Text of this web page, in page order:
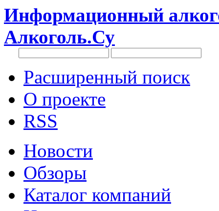
Информационный
Алкоголь.Су
Расширенный поиск
О проекте
RSS
Новости
Обзоры
Каталог компаний